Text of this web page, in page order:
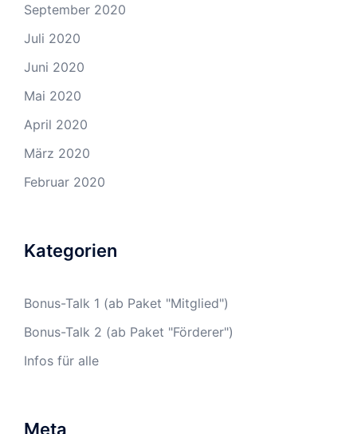
September 2020
Juli 2020
Juni 2020
Mai 2020
April 2020
März 2020
Februar 2020
Kategorien
Bonus-Talk 1 (ab Paket "Mitglied")
Bonus-Talk 2 (ab Paket "Förderer")
Infos für alle
Meta